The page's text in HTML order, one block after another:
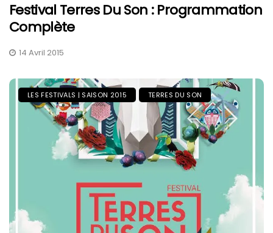
Festival Terres Du Son : Programmation
Complète
14 Avril 2015
LES FESTIVALS | SAISON 2015 TERRES DU SON